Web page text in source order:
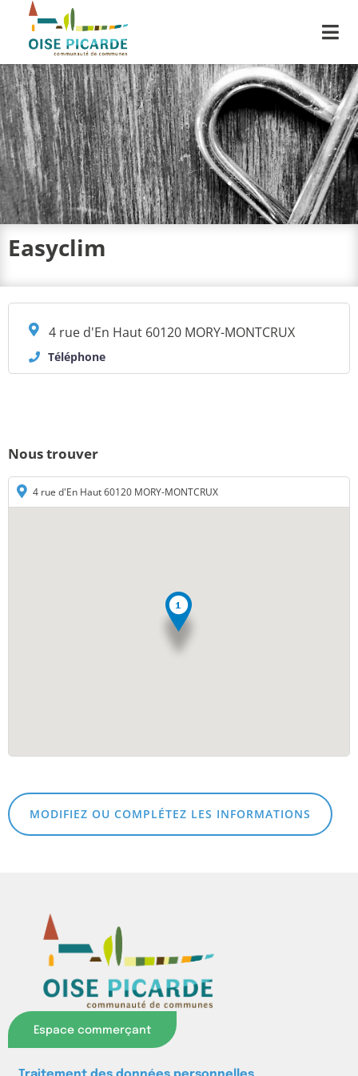
Easyclim
4 rue d'En Haut 60120 MORY-MONTCRUX
Téléphone
Nous trouver
4 rue d'En Haut 60120 MORY-MONTCRUX
MODIFIEZ OU COMPLÉTEZ LES INFORMATIONS
Espace commerçant